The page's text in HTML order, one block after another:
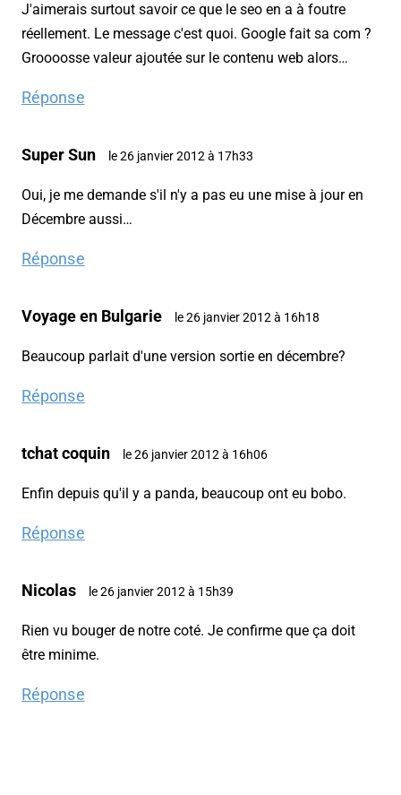
J'aimerais surtout savoir ce que le seo en a à foutre
réellement. Le message c'est quoi. Google fait sa com ?
Groooosse valeur ajoutée sur le contenu web alors…
Réponse
Super Sun le 26 janvier 2012 à 17h33
Oui, je me demande s'il n'y a pas eu une mise à jour en
Décembre aussi…
Réponse
Voyage en Bulgarie le 26 janvier 2012 à 16h18
Beaucoup parlait d'une version sortie en décembre?
Réponse
tchat coquin le 26 janvier 2012 à 16h06
Enfin depuis qu'il y a panda, beaucoup ont eu bobo.
Réponse
Nicolas le 26 janvier 2012 à 15h39
Rien vu bouger de notre coté. Je confirme que ça doit
être minime.
Réponse